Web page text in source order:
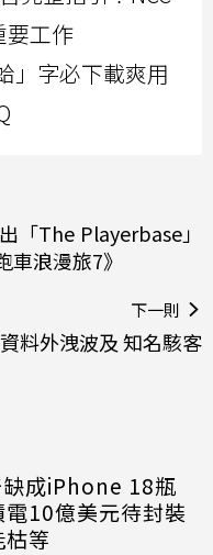
要工作
」字必下載爽用
「The Playerbase」
浪漫旅7》
下一則
料外洩波及 知名駭客
缺成iPhone 18瓶
電10億美元待封裝
等